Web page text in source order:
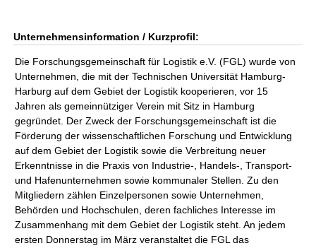
Unternehmensinformation / Kurzprofil:
Die Forschungsgemeinschaft für Logistik e.V. (FGL) wurde von
Unternehmen, die mit der Technischen Universität Hamburg-
Harburg auf dem Gebiet der Logistik kooperieren, vor 15
Jahren als gemeinnütziger Verein mit Sitz in Hamburg
gegründet. Der Zweck der Forschungsgemeinschaft ist die
Förderung der wissenschaftlichen Forschung und Entwicklung
auf dem Gebiet der Logistik sowie die Verbreitung neuer
Erkenntnisse in die Praxis von Industrie-, Handels-, Transport-
und Hafenunternehmen sowie kommunaler Stellen. Zu den
Mitgliedern zählen Einzelpersonen sowie Unternehmen,
Behörden und Hochschulen, deren fachliches Interesse im
Zusammenhang mit dem Gebiet der Logistik steht. An jedem
ersten Donnerstag im März veranstaltet die FGL das